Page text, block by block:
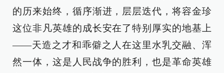
的历来始终，循序渐进，层层迭代，将容金珍
这位非凡英雄的成长安在了特别厚实的地基上
——天造之才和乖僻之人在这里水乳交融、浑
然一体，这是人民战争的胜利，也是革命英雄